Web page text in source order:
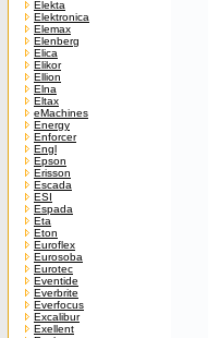
Elekta
Elektronica
Elemax
Elenberg
Elica
Elikor
Ellion
Elna
Eltax
eMachines
Energy
Enforcer
Engl
Epson
Erisson
Escada
ESI
Espada
Eta
Eton
Euroflex
Eurosoba
Eurotec
Eventide
Everbrite
Everfocus
Excalibur
Exellent